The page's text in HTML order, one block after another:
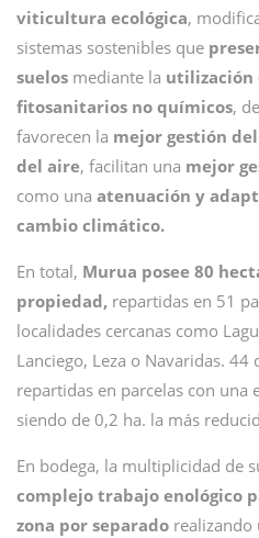
viticultura ecológica,
sistemas sostenibles que
suelos mediante la utilización
fitosanitarios no químicos,
favorecen la mejor gestión
del aire, facilitan una mejor
como una atenuación y
cambio climático.
En total, Murua posee 80
propiedad, repartidas en 51
localidades cercanas como
Lanciego, Leza o Navaridas. 44
repartidas en parcelas con una
siendo de 0,2 ha. la más
En bodega, la multiplicidad de
complejo trabajo enológico
zona por separado